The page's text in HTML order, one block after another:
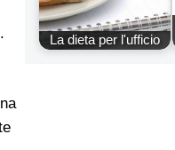
La dieta per l'ufficio